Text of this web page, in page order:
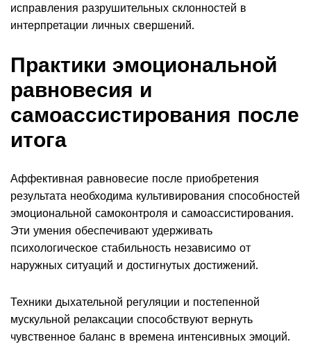
исправления разрушительных склонностей в
интерпретации личных свершений.
Практики эмоциональной
равновесия и
самоассистирования после
итога
Аффективная равновесие после приобретения
результата необходима культивирования способностей
эмоциональной самоконтроля и самоассистирования.
Эти умения обеспечивают удерживать
психологическое стабильность независимо от
наружных ситуаций и достигнутых достижений.
Техники дыхательной регуляции и постепенной
мускульной релаксации способствуют вернуть
чувственное баланс в времена интенсивных эмоций.